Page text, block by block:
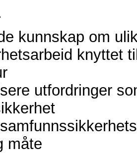
kunnskap om
knyttet
utfordringer
måte